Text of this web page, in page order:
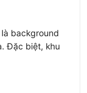
background
Đặc biệt, khu